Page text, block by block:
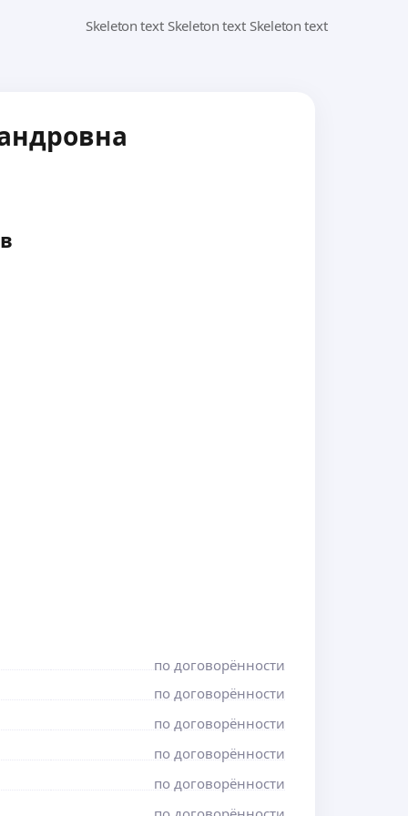
по договорённости
по договорённости
по договорённости
по договорённости
по договорённости